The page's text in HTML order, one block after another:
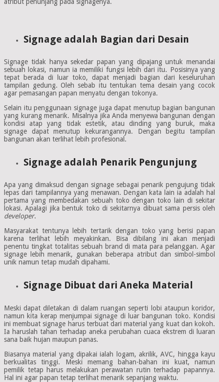
Signage adalah Bagian dari Desain
Signage tidak hanya sekedar papan yang dipajang untuk menandai
sebuah lokasi, namun ia memiliki fungsi lebih dari itu. Posisinya yang
tepat berada di luar toko, dapat menjadi bagian dari keseluruhan
tampilan gedung. Oleh sebab itu tentukan tema desain yang cocok
agar pemasangan papan menyatu dengan tokonya.
Selain itu penggunaan signage juga dapat menutup bagian bangunan
yang kurang menarik. Misalnya jika Anda menyewa bangunan dengan
kondisi atap yang tidak estetik, atau dinding yang buruk, maka
signage dapat menutup kekurangannya. Dengan begitu tampilan
bangunan akan terlihat lebih profesional.
Signage adalah Penarik Pengunjung
Apa yang dimaksud dengan signage sebagai penarik pengujung tidak
lepas dari tampilannya yang menawan. Dengan kata lain ia adalah hal
pertama yang membedakan sebuah toko dengan toko lain di sekitar
lokasi. Apalagi jika bentuk toko di sekitarnya dibuat sama persis oleh
developer.
Masyarakat tentunya lebih tertarik dengan toko yang berisi papan
karena terlihat lebih meyakinkan. Bisa dibilang ini akan menjadi
penentu tingkat totalitas sebuah brand di mata para pelanggan. Agar
signage lebih menarik, gunakan beberapa atribut dan simbol-simbol
unik namun tetap mudah dipahami.
Signage Dibuat dari Aneka Material
Meski dapat diletakan di dalam ruangan seperti lobi ataupun koridor,
namun kita kerap menjumpai signage di luar bangunan toko. Kondisi
ini membuat signage harus terbuat dari material yang kuat dan kokoh.
Ia haruslah tahan terhadap aneka perubahan cuaca ekstrem di luaran
sana baik hujan maupun panas.
Biasanya material yang dipakai ialah logam, akrilik, AVC, hingga kayu
berkualitas tinggi. Meski memang bahan-bahan ini kuat, namun
pemilik tetap harus melakukan perawatan rutin terhadap papannya.
Hal ini agar papan tetap terlihat menarik sepanjang waktu.